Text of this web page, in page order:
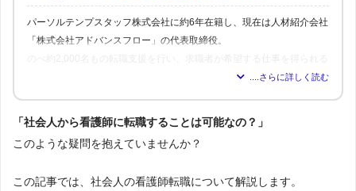
パーソルテンプスタッフ株式会社に約6年在籍し、現在は人材紹介会社
「株式会社アドバンスフロー」の代表取締役。
よう尽力。人材業界16年の経験から「転職はしっかりとした情報が得
の人が情報を得られるよう、記事の監修も行う。
「社会人から看護師に転職することは可能なの？」
このような疑問を抱えていませんか？
この記事では、社会人の看護師転職について解説します。